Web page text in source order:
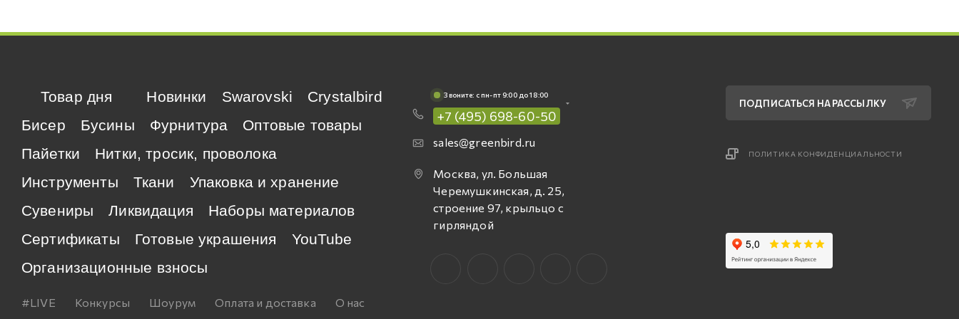
Товар дня Новинки Swarovski
Crystalbird
Бисер
Бусины Фурнитура
Оптовые товары
Пайетки
Нитки, тросик, проволока
Инструменты
Ткани
Упаковка и хранение
Сувениры
Ликвидация
Наборы материалов
Сертификаты
Готовые украшения
YouTube
Организационные взносы
#LIVE Конкурсы Шоурум Оплата и доставка О нас
Звоните: c пн-пт 9:00 до 18:00
+7 (495) 698-60-50
sales@greenbird.ru
Москва, ул. Большая
Черемушкинская, д. 25,
строение 97, крыльцо с
гирляндой
ПОДПИСАТЬСЯ НА РАССЫЛКУ
ПОЛИТИКА КОНФИДЕНЦИАЛЬНОСТИ